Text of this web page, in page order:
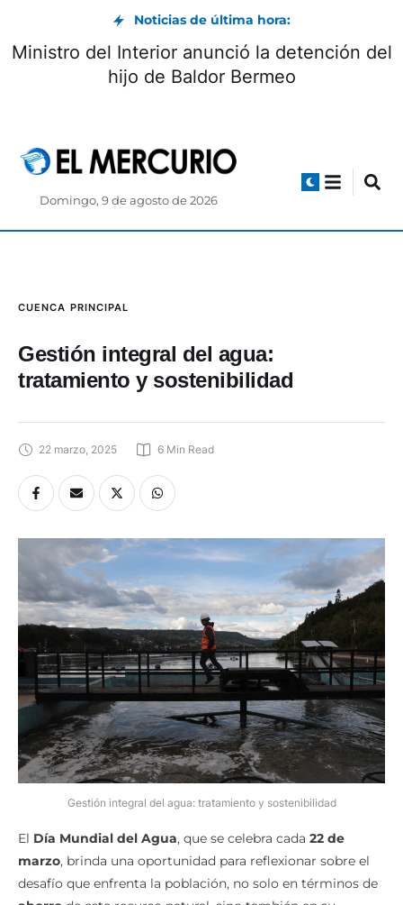
Noticias de última hora:
Vía Biblián-Zhud: circulación controlada
durante el feriado de agosto
Domingo, 9 de agosto de 2026
CUENCA PRINCIPAL
Gestión integral del agua:
tratamiento y sostenibilidad
22 marzo, 2025 6 Min Read
Gestión integral del agua: tratamiento y sostenibilidad
El Día Mundial del Agua, que se celebra cada 22 de
marzo, brinda una oportunidad para reflexionar sobre el
desafío que enfrenta la población, no solo en términos de